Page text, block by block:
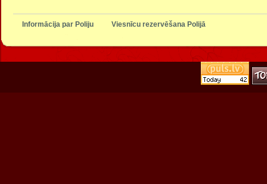
Informācija par Poliju Viesnīcu rezervēšana Polijā